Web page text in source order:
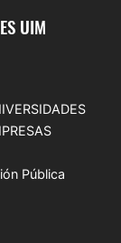
UIM
Pública